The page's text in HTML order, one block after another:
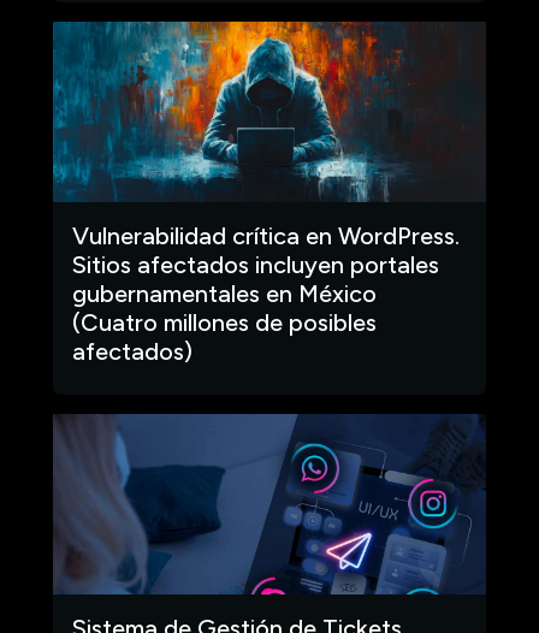
Vulnerabilidad crítica en WordPress.
Sitios afectados incluyen portales
gubernamentales en México
(Cuatro millones de posibles
afectados)